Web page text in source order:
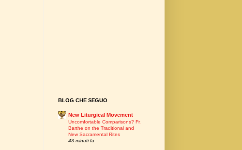
BLOG CHE SEGUO
New Liturgical Movement
Uncomfortable Comparisons? Fr.
Barthe on the Traditional and
New Sacramental Rites
43 minuti fa